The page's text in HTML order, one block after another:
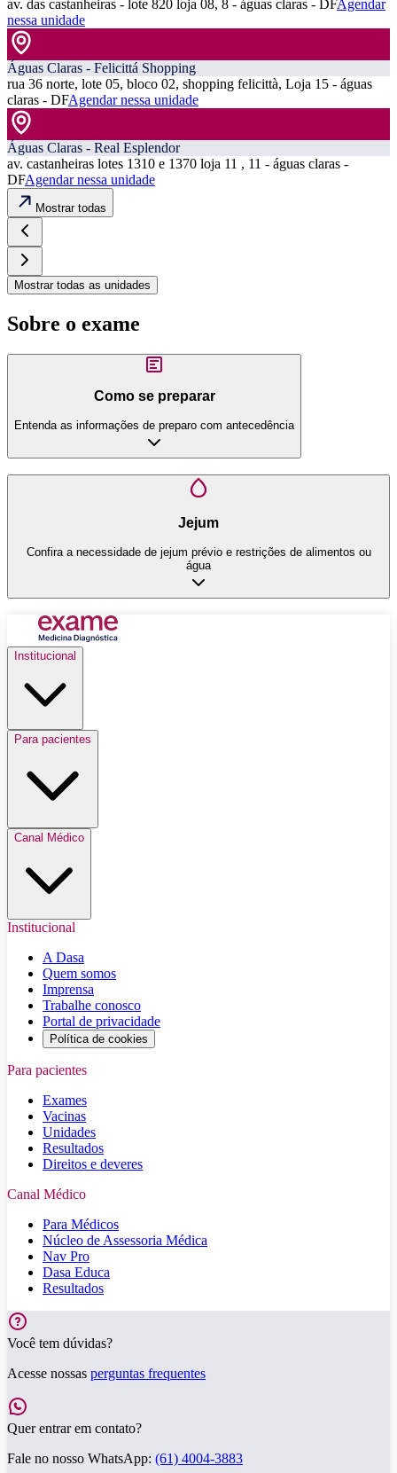
av. das castanheiras - lote 820 loja 08, 8 - águas claras - DFAgendar
nessa unidade
Águas Claras - Felicittá Shopping
rua 36 norte, lote 05, bloco 02, shopping felicittà, Loja 15 - águas
claras - DFAgendar nessa unidade
Águas Claras - Real Esplendor
av. castanheiras lotes 1310 e 1370 loja 11 , 11 - águas claras -
DFAgendar nessa unidade
Mostrar todas
Mostrar todas as unidades
Sobre o exame
Como se preparar
Entenda as informações de preparo com antecedência
Jejum
Confira a necessidade de jejum prévio e restrições de alimentos ou
água
Institucional
Para pacientes
Canal Médico
Institucional
A Dasa
Quem somos
Imprensa
Trabalhe conosco
Portal de privacidade
Política de cookies
Para pacientes
Exames
Vacinas
Unidades
Resultados
Direitos e deveres
Canal Médico
Para Médicos
Núcleo de Assessoria Médica
Nav Pro
Dasa Educa
Resultados
Você tem dúvidas?
Acesse nossas perguntas frequentes
Quer entrar em contato?
Fale no nosso WhatsApp: (61) 4004-3883